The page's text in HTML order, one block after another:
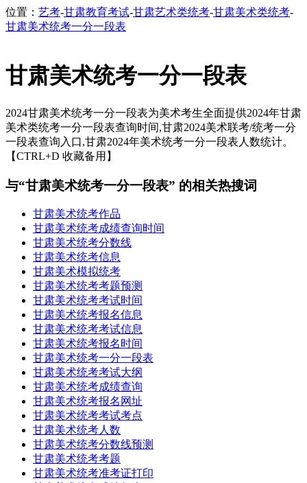
位置： 艺考-甘肃教育考试-甘肃艺术类统考-甘肃美术类统考-
甘肃美术统考一分一段表
甘肃美术统考一分一段表
2024甘肃美术统考一分一段表为美术考生全面提供2024年甘肃
美术类统考一分一段表查询时间,甘肃2024美术联考/统考一分
一段表查询入口,甘肃2024年美术统考一分一段表人数统计。
【CTRL+D 收藏备用】
与“甘肃美术统考一分一段表” 的相关热搜词
甘肃美术统考作品
甘肃美术统考成绩查询时间
甘肃美术统考分数线
甘肃美术统考信息
甘肃美术模拟统考
甘肃美术统考考题预测
甘肃美术统考考试时间
甘肃美术统考报名信息
甘肃美术统考考试信息
甘肃美术统考报名时间
甘肃美术统考一分一段表
甘肃美术统考考试大纲
甘肃美术统考成绩查询
甘肃美术统考报名网址
甘肃美术统考考试考点
甘肃美术统考人数
甘肃美术统考分数线预测
甘肃美术统考考题
甘肃美术统考准考证打印